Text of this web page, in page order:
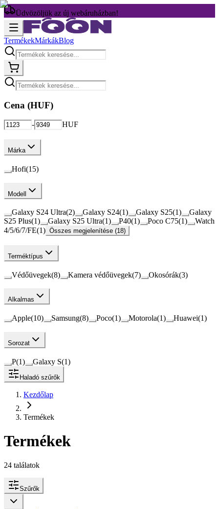
Üdvözöljük az új webáruházban!
TermékekMárkákBlog
Cena (HUF)
- HUF
Márka
Hofi(15)
Modell
Galaxy S24 Ultra(2) Galaxy S24(1) Galaxy S25(1)
Galaxy
S25 Plus(1) Galaxy S25 Ultra(1) P40(1) Poco C75(1)
Watch
4/5/6/7/FE(1) Összes megjelenítése (18)
Terméktípus
Védőüvegek(8) Kamera védőüvegek(7) Okosórák(3)
Alkalmas
Apple(10) Samsung(8) Poco(1) Motorola(1) Huawei(1)
Sorozat
P(1) Galaxy S(1)
Haladó szűrők
Kezdőlap
Termékek
Termékek
24 találatok
Szűrők